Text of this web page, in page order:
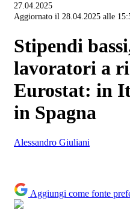
27.04.2025
Aggiornato il 28.04.2025 alle
Stipendi
lavoratori a
Eurostat: in
in Spagna
Alessandro Giuliani
Aggiungi come fonte